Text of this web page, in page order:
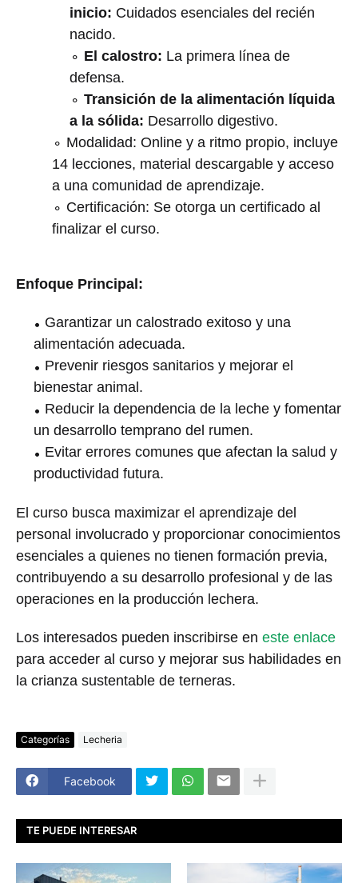
inicio: Cuidados esenciales del recién
nacido.
El calostro: La primera línea de
defensa.
Transición de la alimentación líquida
a la sólida: Desarrollo digestivo.
Modalidad: Online y a ritmo propio, incluye
14 lecciones, material descargable y acceso
a una comunidad de aprendizaje.
Certificación: Se otorga un certificado al
finalizar el curso.
Enfoque Principal:
Garantizar un calostrado exitoso y una
alimentación adecuada.
Prevenir riesgos sanitarios y mejorar el
bienestar animal.
Reducir la dependencia de la leche y fomentar
un desarrollo temprano del rumen.
Evitar errores comunes que afectan la salud y
productividad futura.
El curso busca maximizar el aprendizaje del
personal involucrado y proporcionar conocimientos
esenciales a quienes no tienen formación previa,
contribuyendo a su desarrollo profesional y de las
operaciones en la producción lechera.
Los interesados pueden inscribirse en este enlace
para acceder al curso y mejorar sus habilidades en
la crianza sustentable de terneras.
Categorías Lecheria
Facebook
TE PUEDE INTERESAR